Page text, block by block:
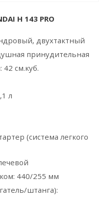
H 143 PRO
двухтактный
принудительная
см.куб.
л
(система легкого
440/255 мм
штанга):